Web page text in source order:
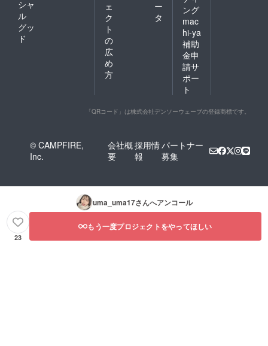
シャ
ル
グッ
ド
ェ
ク
ト
の
広
め
方
ー
タ
ング
mac
hi-ya
補助
金申
請サ
ポー
ト
「QRコード」は株式会社デンソーウェーブの登録商標です。
© CAMPFIRE,
Inc.
会社概
要
採用情
報
パートナー
募集
uma_uma17さんへアンコール
23
もう一度プロジェクトをやってほしい